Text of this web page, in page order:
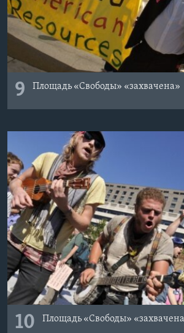
9 Площадь «Свободы» «захвачена»
10 Площадь «Свободы»